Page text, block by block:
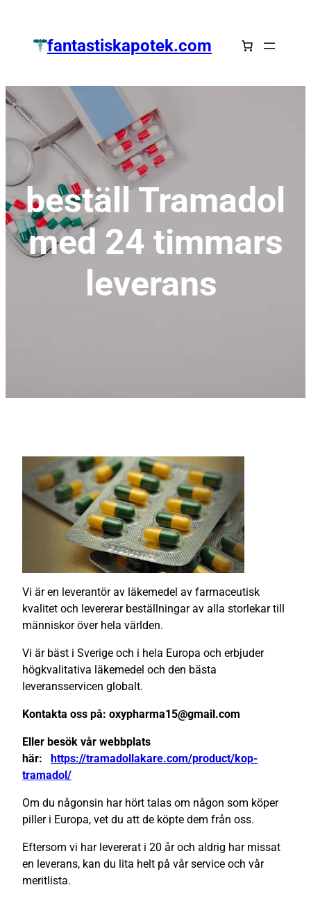
springenfantastiskapotek.com
beställ Tramadol
med 24 timmars
leverans
Vi är en leverantör av läkemedel av farmaceutisk
kvalitet och levererar beställningar av alla storlekar till
människor över hela världen.
Vi är bäst i Sverige och i hela Europa och erbjuder
högkvalitativa läkemedel och den bästa
leveransservicen globalt.
Kontakta oss på: oxypharma15@gmail.com
Eller besök vår webbplats
här:
https://tramadollakare.com/product/kop-
tramadol/
Om du någonsin har hört talas om någon som köper
piller i Europa, vet du att de köpte dem från oss.
Eftersom vi har levererat i 20 år och aldrig har missat
en leverans, kan du lita helt på vår service och vår
meritlista.